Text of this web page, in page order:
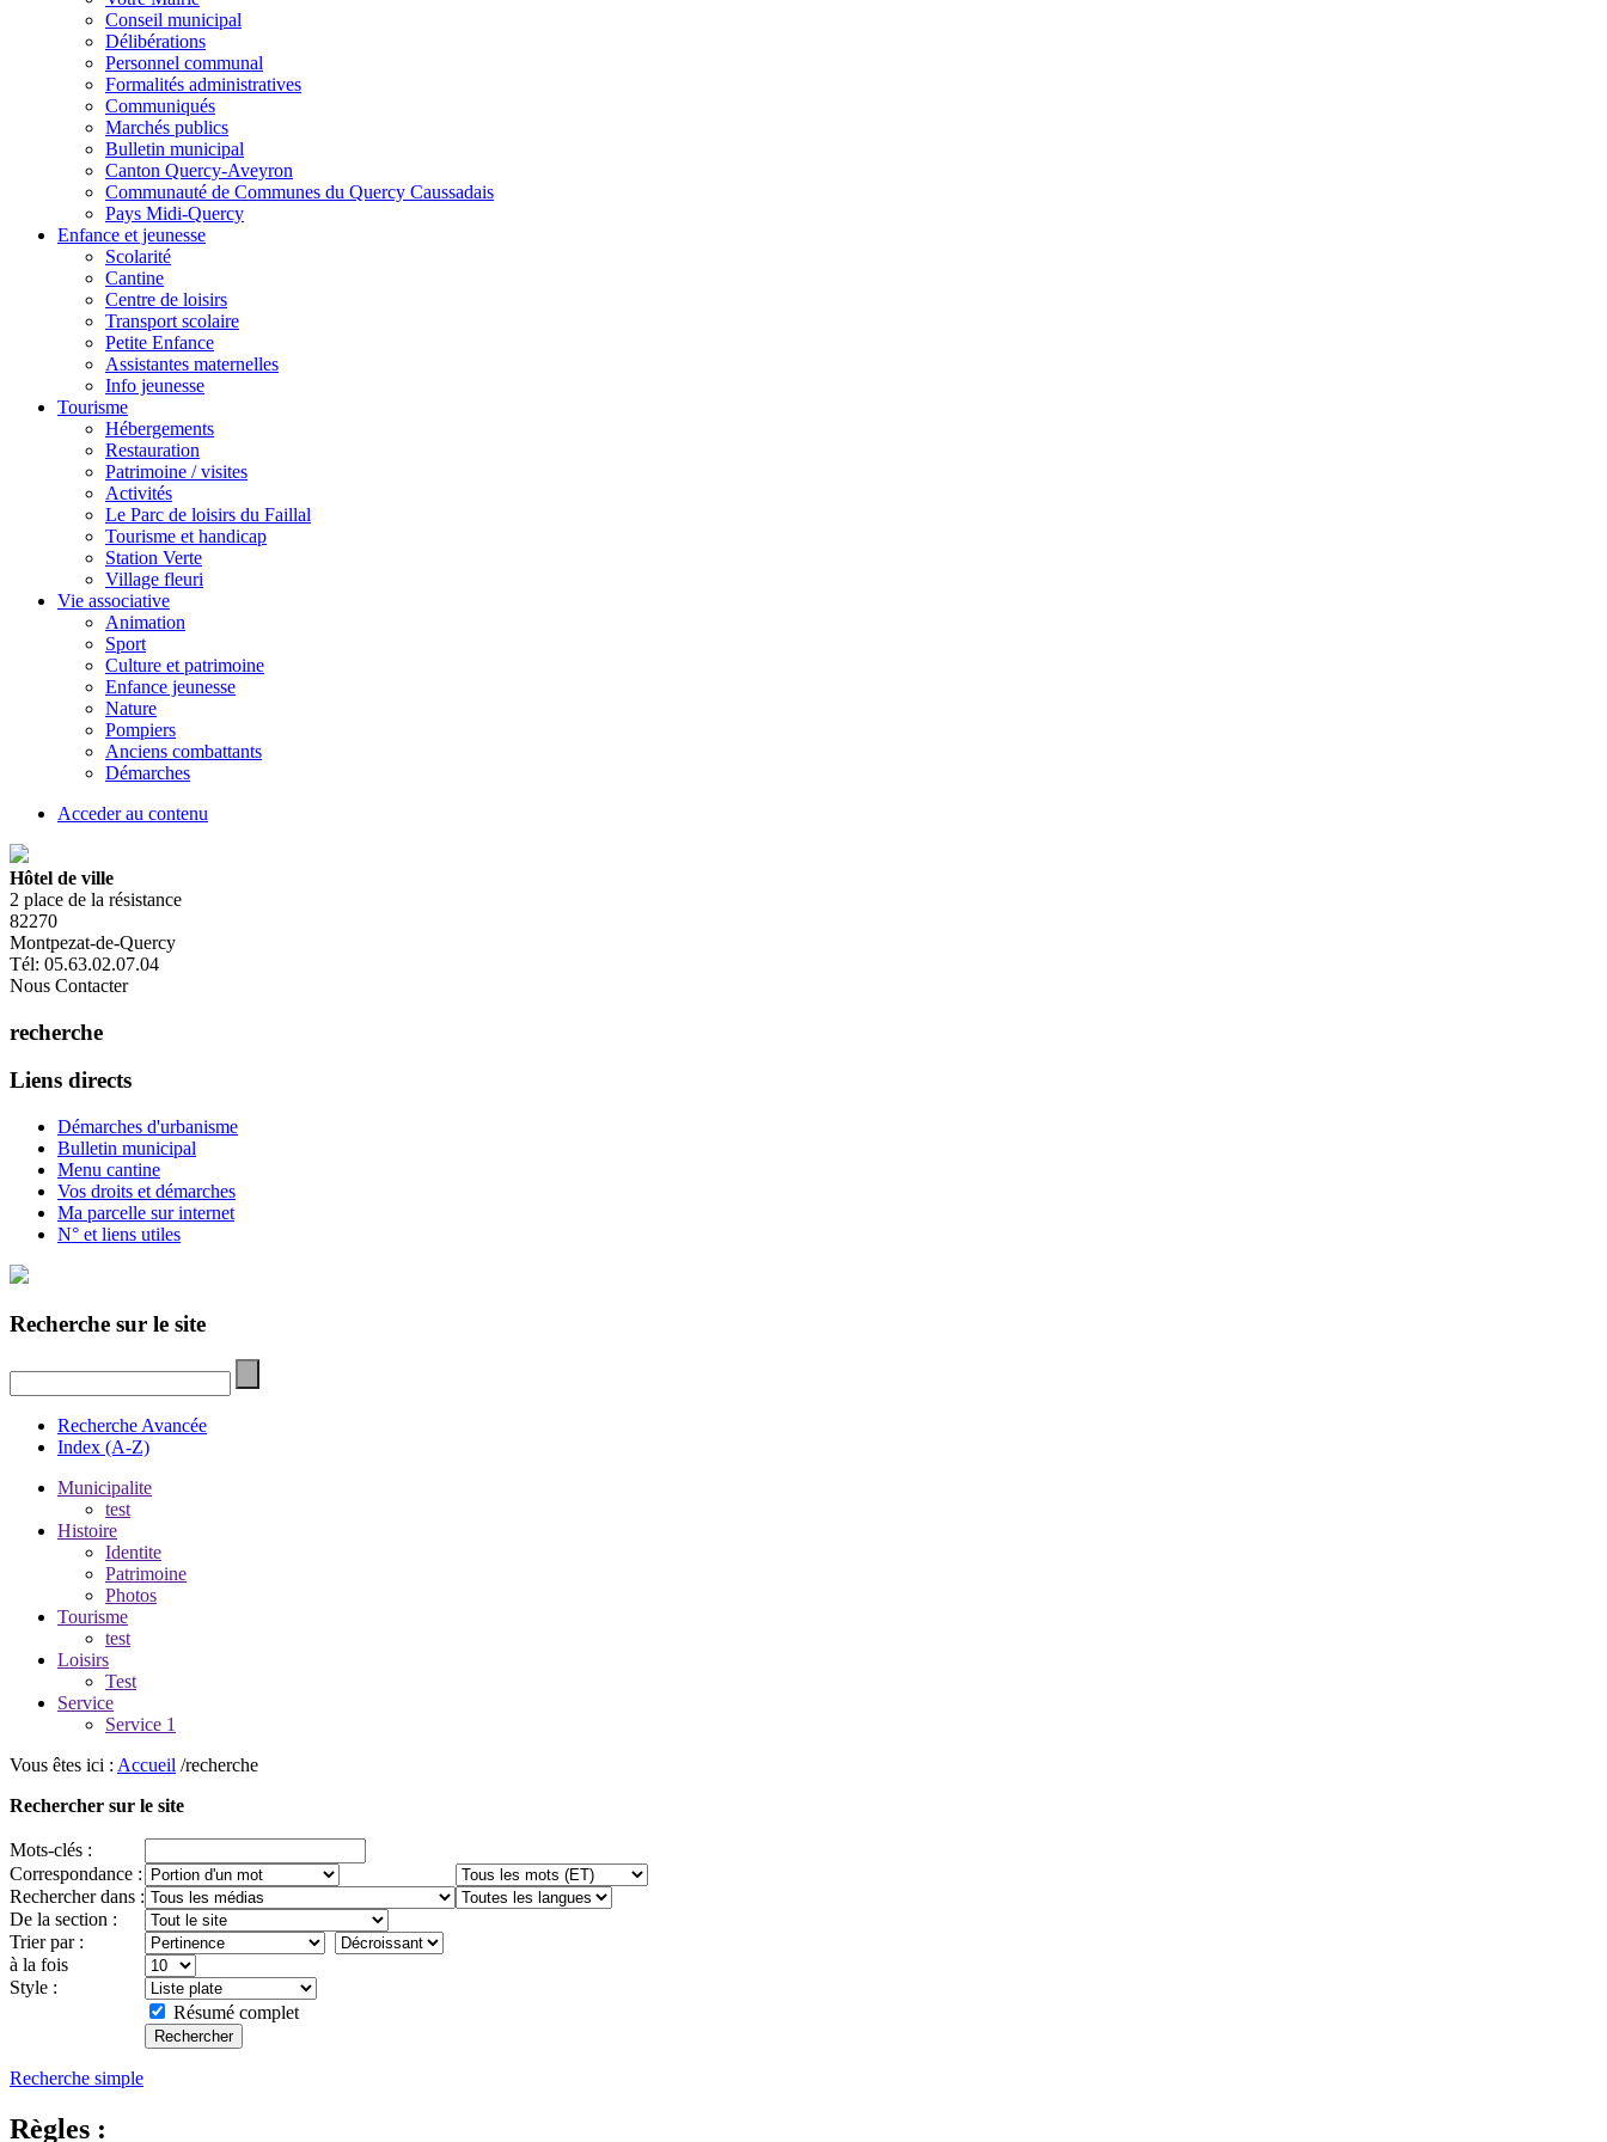
Conseil municipal
Délibérations
Personnel communal
Formalités administratives
Communiqués
Marchés publics
Bulletin municipal
Canton Quercy-Aveyron
Communauté de Communes du Quercy Caussadais
Pays Midi-Quercy
Enfance et jeunesse
Scolarité
Cantine
Centre de loisirs
Transport scolaire
Petite Enfance
Assistantes maternelles
Info jeunesse
Tourisme
Hébergements
Restauration
Patrimoine / visites
Activités
Le Parc de loisirs du Faillal
Tourisme et handicap
Station Verte
Village fleuri
Vie associative
Animation
Sport
Culture et patrimoine
Enfance jeunesse
Nature
Pompiers
Anciens combattants
Démarches
Acceder au contenu
Hôtel de ville
2 place de la résistance
82270
Montpezat-de-Quercy
Tél: 05.63.02.07.04
Nous Contacter
recherche
Liens directs
Démarches d'urbanisme
Bulletin municipal
Menu cantine
Vos droits et démarches
Ma parcelle sur internet
N° et liens utiles
Recherche sur le site
Recherche Avancée
Index (A-Z)
Municipalite
test
Histoire
Identite
Patrimoine
Photos
Tourisme
test
Loisirs
Test
Service
Service 1
Vous êtes ici : Accueil /recherche
Rechercher sur le site
Mots-clés :
Correspondance :
Rechercher dans :
De la section :
Trier par :
à la fois
Style :
Résumé complet
Recherche simple
Règles :